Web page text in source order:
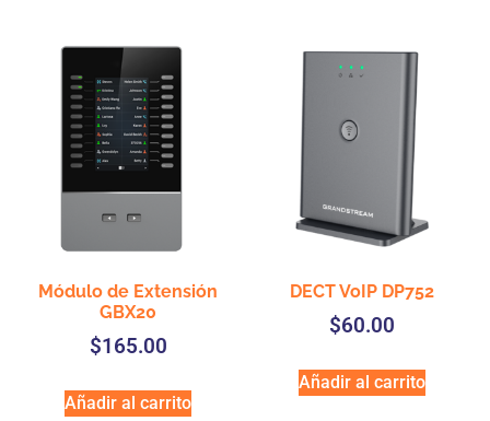
Módulo de Extensión
GBX20
$165.00
Añadir al carrito
DECT VoIP DP752
$60.00
Añadir al carrito